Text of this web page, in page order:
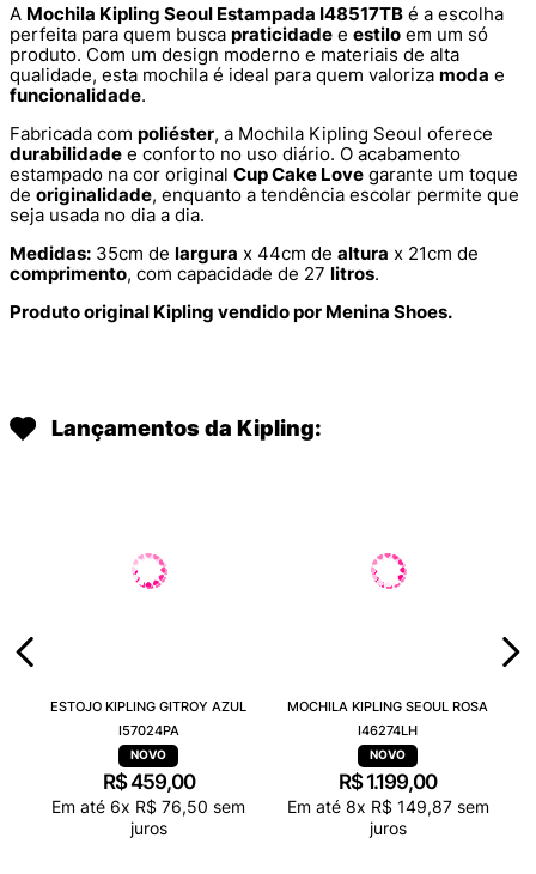
A Mochila Kipling Seoul Estampada I48517TB é a escolha
perfeita para quem busca praticidade e estilo em um só
produto. Com um design moderno e materiais de alta
qualidade, esta mochila é ideal para quem valoriza moda e
funcionalidade.
Fabricada com poliéster, a Mochila Kipling Seoul oferece
durabilidade e conforto no uso diário. O acabamento
estampado na cor original Cup Cake Love garante um toque
de originalidade, enquanto a tendência escolar permite que
seja usada no dia a dia.
Medidas: 35cm de largura x 44cm de altura x 21cm de
comprimento, com capacidade de 27 litros.
Produto original Kipling vendido por Menina Shoes.
Lançamentos da Kipling:
ESTOJO KIPLING GITROY AZUL
I57024PA
R$459,00
Em até 6x R$ 76,50 sem
juros
MOCHILA KIPLING SEOUL ROSA
I46274LH
R$ 1.199,00
Em até 8x R$ 149,87sem
juros